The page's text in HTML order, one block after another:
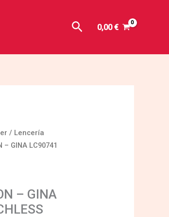
Buscar
0,00€
/ Lencería
– GINA LC90741
– GINA